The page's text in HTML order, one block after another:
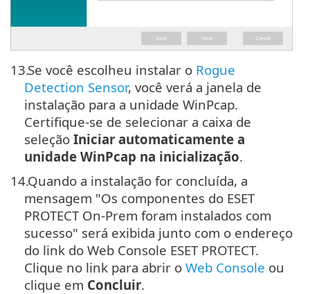
13.Se você escolheu instalar o Rogue
Detection Sensor, você verá a janela de
instalação para a unidade WinPcap.
Certifique-se de selecionar a caixa de
seleção Iniciar automaticamente a
unidade WinPcap na inicialização.
14.Quando a instalação for concluída, a
mensagem "Os componentes do ESET
PROTECT On-Prem foram instalados com
sucesso" será exibida junto com o endereço
do link do Web Console ESET PROTECT.
Clique no link para abrir o Web Console ou
clique em Concluir.